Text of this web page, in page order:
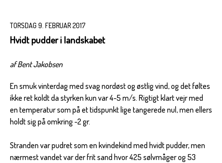
TORSDAG 9. FEBRUAR 2017
Hvidt pudder i landskabet
af Bent Jakobsen
En smuk vinterdag med svag nordøst og østlig vind, og det føltes
ikke ret koldt da styrken kun var 4-5 m/s. Rigtigt klart vejr med
en temperatur som på et tidspunkt lige tangerede nul, men ellers
holdt sig på omkring -2 gr.
Stranden var pudret som en kvindekind med hvidt pudder, men
nærmest vandet var der frit sand hvor 425 sølvmåger og 53